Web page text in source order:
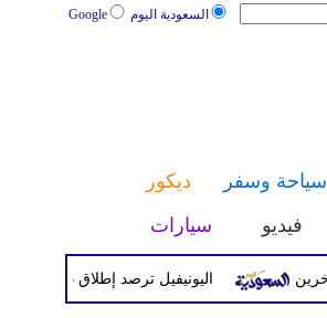
السعودية اليوم Google
سياحة وسفر
ديكور
فيديو سيارات
اليونيفيل ترصد إطلاق 113 مقذوفا إسرائيليا على لبنان خلال يوم واحد